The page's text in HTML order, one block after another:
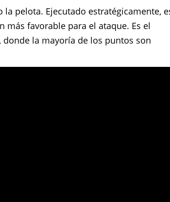
pelota. Ejecutado estratégicamente,
favorable para el ataque. Es el
la mayoría de los puntos son